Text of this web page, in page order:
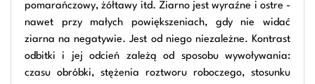
pomarańczowy, żółtawy itd. Ziarno jest wyraźne i ostre -
nawet przy małych powiększeniach, gdy nie widać
ziarna na negatywie. Jest od niego niezależne. Kontrast
odbitki i jej odcień zależą od sposobu wywoływania:
czasu obróbki, stężenia roztworu roboczego, stosunku